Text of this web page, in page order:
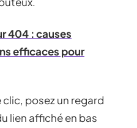
404 : causes
efficaces pour
clic, posez un regard
lien affiché en bas